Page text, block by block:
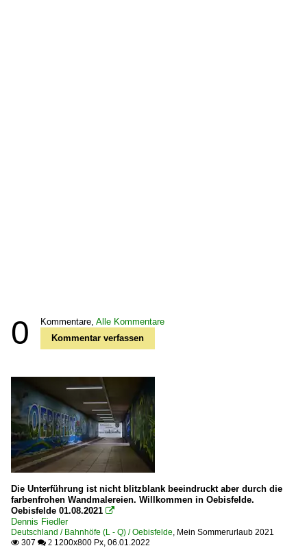
0 Kommentare, Alle Kommentare
Kommentar verfassen
Die Unterführung ist nicht blitzblank beeindruckt aber durch die
farbenfrohen Wandmalereien. Willkommen in Oebisfelde.
Oebisfelde 01.08.2021 
Dennis Fiedler
Deutschland / Bahnhöfe (L - Q) / Oebisfelde Mein Sommerurlaub 2021
 307  2 1200x800 Px, 06.01.2022